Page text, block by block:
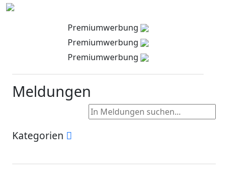
Premiumwerbung
Premiumwerbung
Premiumwerbung
Meldungen
Kategorien